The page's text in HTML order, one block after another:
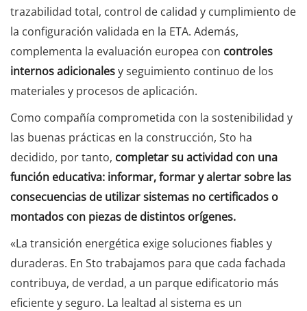
trazabilidad total, control de calidad y cumplimiento de
la configuración validada en la ETA. Además,
complementa la evaluación europea con controles
internos adicionalesy seguimiento continuo de los
materiales y procesos de aplicación.
Como compañía comprometida con la sostenibilidad y
las buenas prácticas en la construcción, Sto ha
decidido, por tanto, completar su actividad con una
función educativa: informar, formar y alertar sobre las
consecuencias de utilizar sistemas no certificados o
montados con piezas de distintos orígenes.
«La transición energética exige soluciones fiables y
duraderas. En Sto trabajamos para que cada fachada
contribuya, de verdad, a un parque edificatorio más
eficiente y seguro. La lealtad al sistema es un